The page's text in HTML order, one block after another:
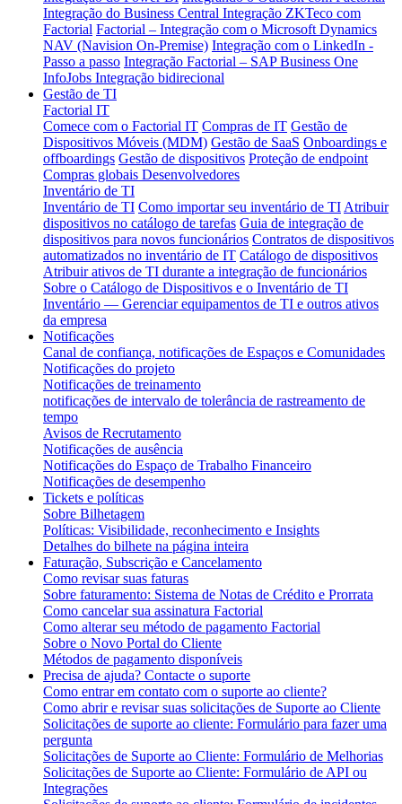
Integração do Business Central Integração ZKTeco com
Factorial Factorial – Integração com o Microsoft Dynamics
NAV (Navision On-Premise) Integração com o LinkedIn -
Passo a passo Integração Factorial – SAP Business One
InfoJobs Integração bidirecional
Gestão de TI
Factorial IT
Comece com o Factorial IT Compras de IT Gestão de
Dispositivos Móveis (MDM) Gestão de SaaS Onboardings e
offboardings Gestão de dispositivos Proteção de endpoint
Compras globais Desenvolvedores
Inventário de TI
Inventário de TI Como importar seu inventário de TI Atribuir
dispositivos no catálogo de tarefas Guia de integração de
dispositivos para novos funcionários Contratos de dispositivos
automatizados no inventário de IT Catálogo de dispositivos
Atribuir ativos de TI durante a integração de funcionários
Sobre o Catálogo de Dispositivos e o Inventário de TI
Inventário — Gerenciar equipamentos de TI e outros ativos
da empresa
Notificações
Canal de confiança, notificações de Espaços e Comunidades
Notificações do projeto
Notificações de treinamento
notificações de intervalo de tolerância de rastreamento de
tempo
Avisos de Recrutamento
Notificações de ausência
Notificações do Espaço de Trabalho Financeiro
Notificações de desempenho
Tickets e políticas
Sobre Bilhetagem
Políticas: Visibilidade, reconhecimento e Insights
Detalhes do bilhete na página inteira
Faturação, Subscrição e Cancelamento
Como revisar suas faturas
Sobre faturamento: Sistema de Notas de Crédito e Prorrata
Como cancelar sua assinatura Factorial
Como alterar seu método de pagamento Factorial
Sobre o Novo Portal do Cliente
Métodos de pagamento disponíveis
Precisa de ajuda? Contacte o suporte
Como entrar em contato com o suporte ao cliente?
Como abrir e revisar suas solicitações de Suporte ao Cliente
Solicitações de suporte ao cliente: Formulário para fazer uma
pergunta
Solicitações de Suporte ao Cliente: Formulário de Melhorias
Solicitações de Suporte ao Cliente: Formulário de API ou
Integrações